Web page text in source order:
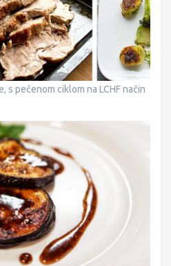
s pečenom ciklom na LCHF način